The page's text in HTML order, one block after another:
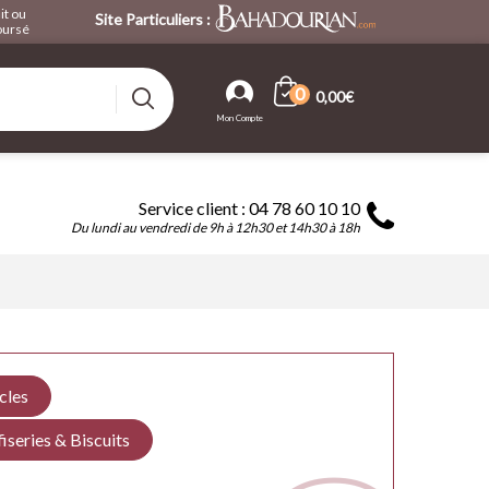
ou
Site Particuliers :
0 0,00€
Service client : 04 78 60 10 10
Du lundi au vendredi de 9h à 12h30 et 14h30 à 18h
& Biscuits